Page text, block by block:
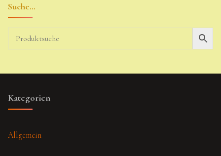
Suche…
Kategorien
Allgemein